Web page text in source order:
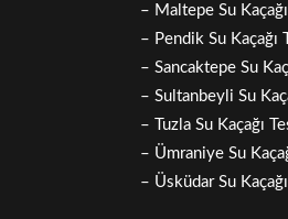
– Maltepe Su
– Pendik Su Kaçağı
– Sancaktepe Su
– Sultanbeyli Su
– Tuzla Su Kaçağı
– Ümraniye Su
– Üsküdar Su